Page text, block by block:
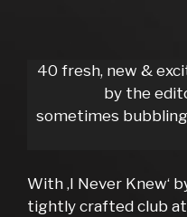
40 fresh, new &
by the
sometimes
With ‚I Never Knew‘
tightly crafted club